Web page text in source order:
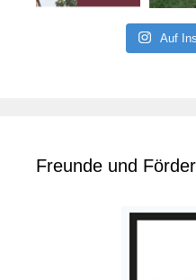
Auf
Freunde und